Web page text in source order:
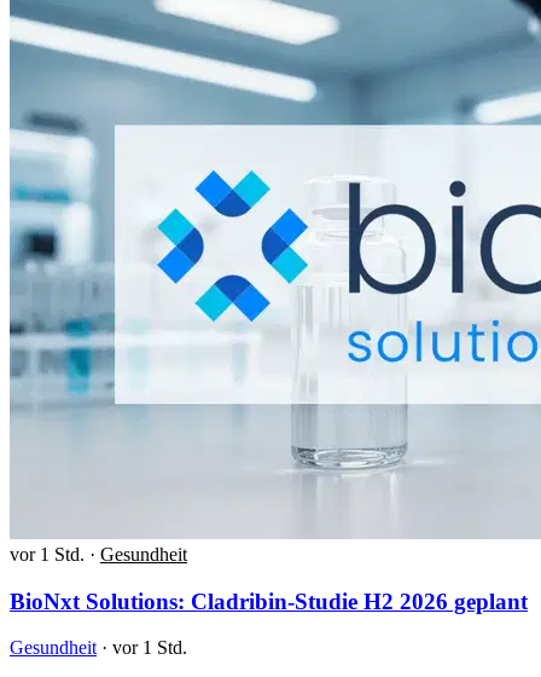
vor 1 Std. · Gesundheit
BioNxt Solutions: Cladribin-Studie H2 2026 geplant
Gesundheit · vor 1 Std.